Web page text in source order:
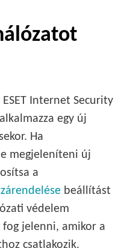
Internet Security
egy új
Ha
megjeleníteni új
a
beállítást
védelem
jelenni, amikor a
csatlakozik.